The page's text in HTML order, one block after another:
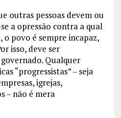
outras pessoas devem ou
a opressão contra a qual
o povo é sempre incapaz,
isso, deve ser
Qualquer
“progressistas” – seja
igrejas,
– não é mera